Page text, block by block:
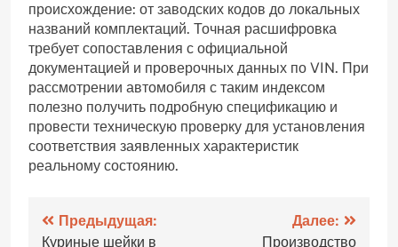
происхождение: от заводских кодов до локальных
названий комплектаций. Точная расшифровка
требует сопоставления с официальной
документацией и проверочных данных по VIN. При
рассмотрении автомобиля с таким индексом
полезно получить подробную спецификацию и
провести техническую проверку для установления
соответствия заявленных характеристик
реальному состоянию.
Навигация
Предыдущая:
Далее: